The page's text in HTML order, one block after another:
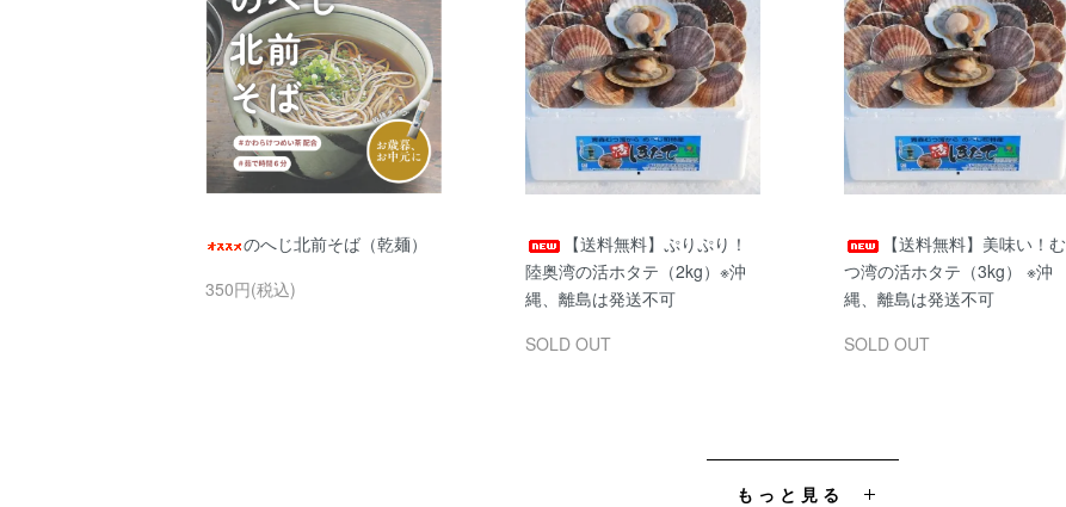
のへじ北前そば（乾麺）
350円(税込)
【送料無料】ぷりぷり！
陸奥湾の活ホタテ（2kg）※沖
縄、離島は発送不可
SOLD OUT
【送料無料】美味い！む
つ湾の活ホタテ（3kg） ※沖
縄、離島は発送不可
SOLD OUT
もっと見る